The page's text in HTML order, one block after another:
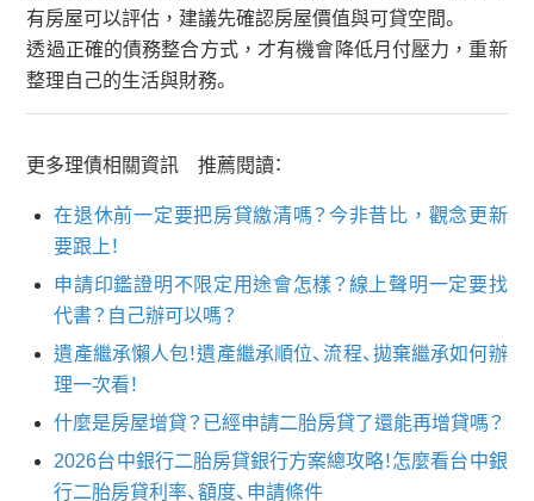
有房屋可以評估，建議先確認房屋價值與可貸空間。
透過正確的債務整合方式，才有機會降低月付壓力，重新
整理自己的生活與財務。
更多理債相關資訊 推薦閱讀：
在退休前一定要把房貸繳清嗎？今非昔比，觀念更新
要跟上！
申請印鑑證明不限定用途會怎樣？線上聲明一定要找
代書？自己辦可以嗎？
遺產繼承懶人包！遺產繼承順位、流程、拋棄繼承如何辦
理一次看！
什麼是房屋增貸？已經申請二胎房貸了還能再增貸嗎？
2026台中銀行二胎房貸銀行方案總攻略！怎麼看台中銀
行二胎房貸利率、額度、申請條件